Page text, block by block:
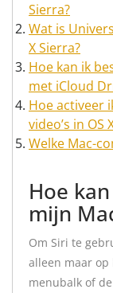
Sierra?
Wat is
X Sierra?
Hoe kan ik
met iCloud
Hoe activeer
video’s in OS
Welke Mac-
Hoe
mijn
Om Siri te
alleen maar
menubalk of